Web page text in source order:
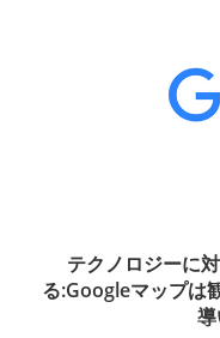
テクノロジーに
る:Googleマップは